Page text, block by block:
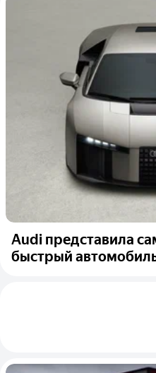
Audi представила
быстрый